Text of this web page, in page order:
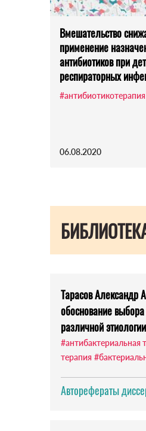
Вмешательство
применение
антибиотиков при
респираторных
#антибиотикотерапия
06.08.2020
Тарасов Александр
обоснование
различной
#антибактериальная
терапия
Авторефераты